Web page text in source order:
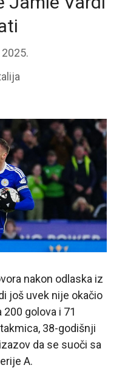
2025.
nakon odlaska iz
još uvek nije okačio
golova i 71
38-godišnji
da se suoči sa
A.